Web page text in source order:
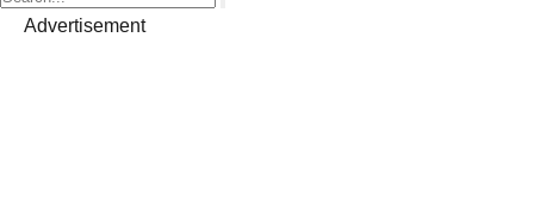
Advertisement